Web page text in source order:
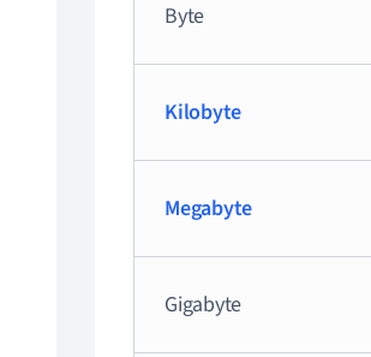
Byte
Kilobyte
Megabyte
Gigabyte